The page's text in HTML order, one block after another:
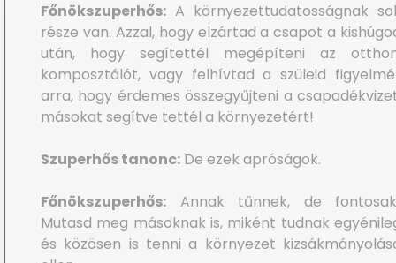
Főnökszuperhős: A környezettudatosságnak
része van. Azzal, hogy elzártad a csapot a
után, hogy segítettél megépíteni az
komposztálót, vagy felhívtad a szüleid
arra, hogy érdemes összegyűjteni a
másokat segítve tettél a környezetért!
Szuperhős tanonc: De ezek apróságok.
Főnökszuperhős: Annak tűnnek, de
Mutasd meg másoknak is, miként tudnak
és közösen is tenni a környezet